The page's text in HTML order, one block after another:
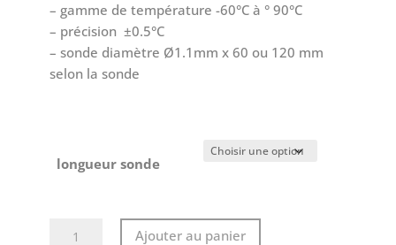
– gamme de température -60°C à ° 90°C
– précision ±0.5°C
– sonde diamètre Ø1.1mm x 60 ou 120 mm
selon la sonde
longueur sonde
quantité
Ajouter au panier